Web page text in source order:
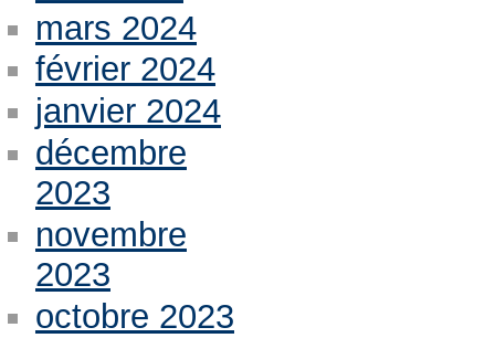
mars 2024
février 2024
janvier 2024
décembre
2023
novembre
2023
octobre 2023